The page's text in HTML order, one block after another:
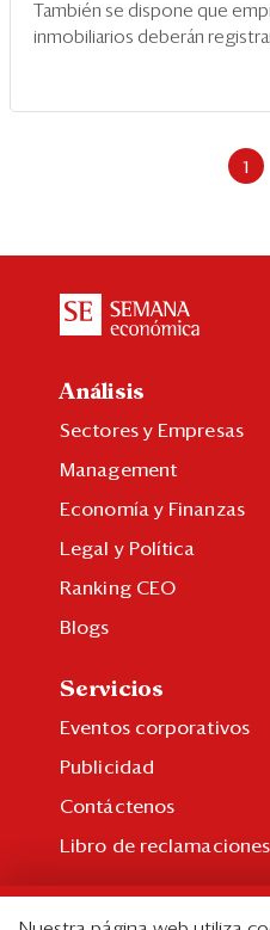
También se dispone que
inmobiliarios deberán
1
Análisis
Sectores y Empresas
Management
Economía y Finanzas
Legal y Política
Ranking CEO
Blogs
Servicios
Eventos corporativos
Publicidad
Contáctenos
Libro de reclamaciones